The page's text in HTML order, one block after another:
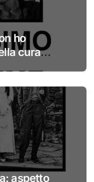
ho
cura
aspetto